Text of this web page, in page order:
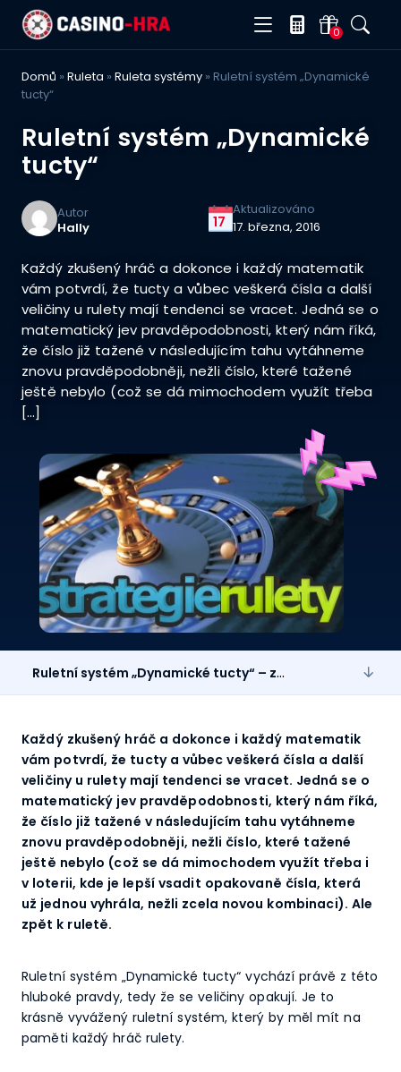
0
Domů » Ruleta » Ruleta systémy » Ruletní systém „Dynamické
tucty“
Ruletní systém „Dynamické
tucty“
Autor
Hally
17
Aktualizováno
17. března, 2016
Každý zkušený hráč a dokonce i každý matematik
vám potvrdí, že tucty a vůbec veškerá čísla a další
veličiny u rulety mají tendenci se vracet. Jedná se o
matematický jev pravděpodobnosti, který nám říká,
že číslo již tažené v následujícím tahu vytáhneme
znovu pravděpodobněji, nežli číslo, které tažené
ještě nebylo (což se dá mimochodem využít třeba
[…]
Ruletní systém „Dynamické tucty“ – závěrečné shrnutí
Každý zkušený hráč a dokonce i každý matematik
vám potvrdí, že tucty a vůbec veškerá čísla a další
veličiny u rulety mají tendenci se vracet. Jedná se o
matematický jev pravděpodobnosti, který nám říká,
že číslo již tažené v následujícím tahu vytáhneme
znovu pravděpodobněji, nežli číslo, které tažené
ještě nebylo (což se dá mimochodem využít třeba i
v loterii, kde je lepší vsadit opakovaně čísla, která
už jednou vyhrála, nežli zcela novou kombinaci). Ale
zpět k ruletě.
Ruletní systém „Dynamické tucty“ vychází právě z této
hluboké pravdy, tedy že se veličiny opakují. Je to
krásně vyvážený ruletní systém, který by měl mít na
paměti každý hráč rulety.